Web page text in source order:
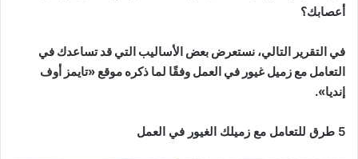
أعصابك؟
في التقرير التالي، نستعرض بعض الأساليب التي قد تساعدك في
التعامل مع زميل غيور في العمل وفقًا لما ذكره موقع «تايمز أوف
إنديا».
5 طرق للتعامل مع زميلك الغيور في العمل